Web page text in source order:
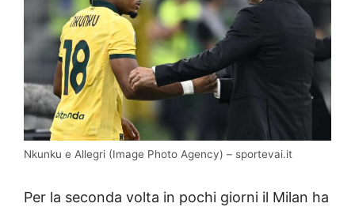
Nkunku e Allegri (Image Photo Agency) – sportevai.it
Per la seconda volta in pochi giorni il Milan ha